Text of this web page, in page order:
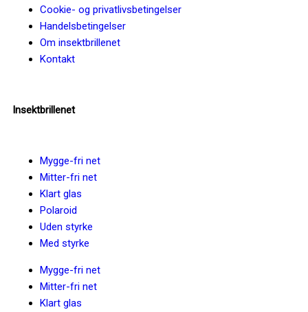
Cookie- og privatlivsbetingelser
Handelsbetingelser
Om insektbrillenet
Kontakt
Insektbrillenet
Mygge-fri net
Mitter-fri net
Klart glas
Polaroid
Uden styrke
Med styrke
Mygge-fri net
Mitter-fri net
Klart glas